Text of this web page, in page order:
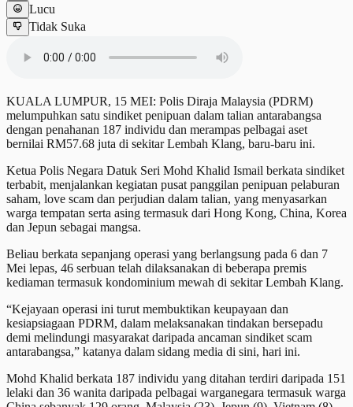
Lucu
Tidak Suka
KUALA LUMPUR, 15 MEI: Polis Diraja Malaysia (PDRM)
melumpuhkan satu sindiket penipuan dalam talian antarabangsa
dengan penahanan 187 individu dan merampas pelbagai aset
bernilai RM57.68 juta di sekitar Lembah Klang, baru-baru ini.
Ketua Polis Negara Datuk Seri Mohd Khalid Ismail berkata sindiket
terbabit, menjalankan kegiatan pusat panggilan penipuan pelaburan
saham, love scam dan perjudian dalam talian, yang menyasarkan
warga tempatan serta asing termasuk dari Hong Kong, China, Korea
dan Jepun sebagai mangsa.
Beliau berkata sepanjang operasi yang berlangsung pada 6 dan 7
Mei lepas, 46 serbuan telah dilaksanakan di beberapa premis
kediaman termasuk kondominium mewah di sekitar Lembah Klang.
“Kejayaan operasi ini turut membuktikan keupayaan dan
kesiapsiagaan PDRM, dalam melaksanakan tindakan bersepadu
demi melindungi masyarakat daripada ancaman sindiket scam
antarabangsa,” katanya dalam sidang media di sini, hari ini.
Mohd Khalid berkata 187 individu yang ditahan terdiri daripada 151
lelaki dan 36 wanita daripada pelbagai warganegara termasuk warga